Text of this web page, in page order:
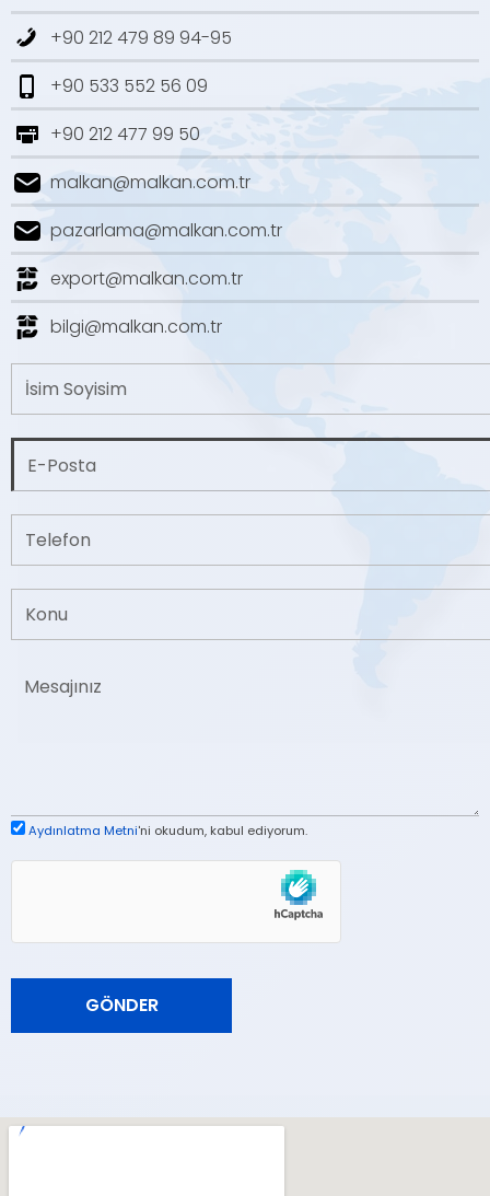
+90 212 479 89 94-95
+90 533 552 56 09
+90 212 477 99 50
malkan@malkan.com.tr
pazarlama@malkan.com.tr
export@malkan.com.tr
bilgi@malkan.com.tr
Aydınlatma Metni'ni okudum, kabul ediyorum.